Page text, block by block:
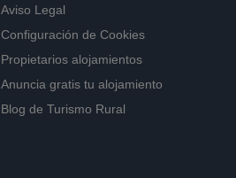
Aviso Legal
Configuración de Cookies
Propietarios alojamientos
Anuncia gratis tu alojamiento
Blog de Turismo Rural